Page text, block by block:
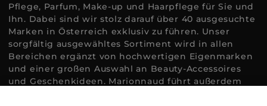
Pflege, Parfum, Make-up und Haarpflege für Sie und
Ihn. Dabei sind wir stolz darauf über 40 ausgesuchte
Marken in Österreich exklusiv zu führen. Unser
sorgfältig ausgewähltes Sortiment wird in allen
Bereichen ergänzt von hochwertigen Eigenmarken
und einer großen Auswahl an Beauty-Accessoires
und Geschenkideen. Marionnaud führt außerdem